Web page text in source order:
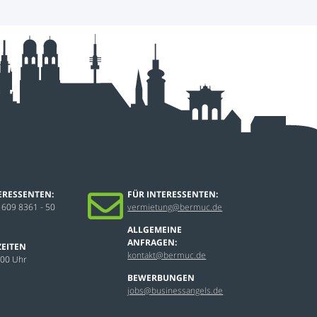
8361 - 50
Uhr
FÜR INTERESSENTEN:
vermietung@bermuc.de
ALLGEMEINE
ANFRAGEN:
kontakt@bermuc.de
BEWERBUNGEN
jobs@businessangels.de